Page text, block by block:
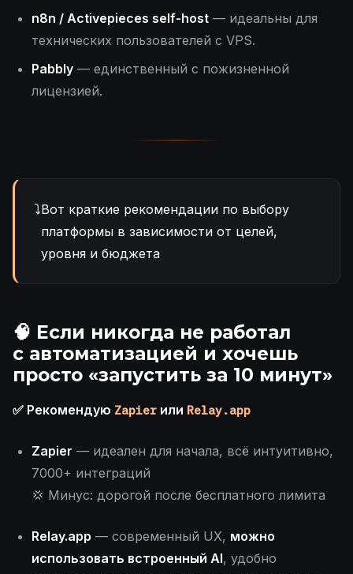
n8n / Activepieces self-host — идеальны для
технических пользователей с VPS.
Pabbly — единственный с пожизненной
лицензией.
⤵️Вот краткие рекомендации по выбору
платформы в зависимости от целей,
уровня и бюджета
🧠 Если никогда не работал
с автоматизацией и хочешь
просто «запустить за 10 минут»
✅ Рекомендую Zapier или Relay.app
Zapier — идеален для начала, всё интуитивно,
7000+ интеграций
💢 Минус: дорогой после бесплатного лимита
Relay.app — современный UX, можно
использовать встроенный AI, удобно